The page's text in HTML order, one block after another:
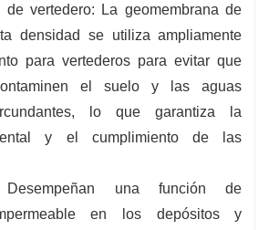
de vertedero: La geomembrana de
densidad se utiliza ampliamente
para vertederos para evitar que
el suelo y las aguas
lo que garantiza la
y el cumplimiento de las
una función de
en los depósitos y